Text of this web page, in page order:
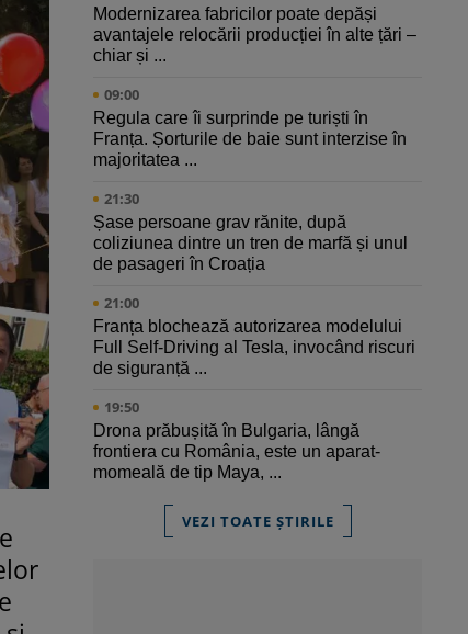
Modernizarea fabricilor poate depăși
avantajele relocării producției în alte țări –
chiar și ...
09:00
Regula care îi surprinde pe turiști în
Franța. Șorturile de baie sunt interzise în
majoritatea ...
21:30
Șase persoane grav rănite, după
coliziunea dintre un tren de marfă și unul
de pasageri în Croația
21:00
Franța blochează autorizarea modelului
Full Self-Driving al Tesla, invocând riscuri
de siguranță ...
19:50
Drona prăbușită în Bulgaria, lângă
frontiera cu România, este un aparat-
momeală de tip Maya, ...
VEZI TOATE ȘTIRILE